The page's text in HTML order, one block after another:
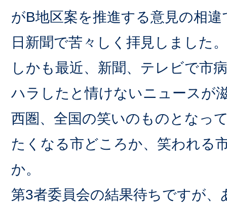
がB地区案を推進する意見の相
日新聞で苦々しく拝見しました。
しかも最近、新聞、テレビで市
ハラしたと情けないニュースが
西圏、全国の笑いのものとなっ
たくなる市どころか、笑われる
か。
第3者委員会の結果待ちですが